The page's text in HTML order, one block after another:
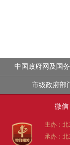
中国政府网及国
市级政府部
微信
主办：
承办：北